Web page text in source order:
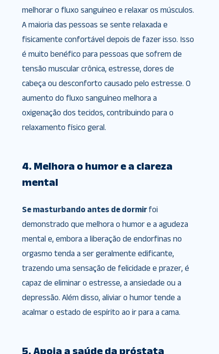
melhorar o fluxo sanguíneo e relaxar os músculos.
A maioria das pessoas se sente relaxada e
fisicamente confortável depois de fazer isso. Isso
é muito benéfico para pessoas que sofrem de
tensão muscular crônica, estresse, dores de
cabeça ou desconforto causado pelo estresse. O
aumento do fluxo sanguíneo melhora a
oxigenação dos tecidos, contribuindo para o
relaxamento físico geral.
4. Melhora o humor e a clareza
mental
Se masturbando antes de dormirfoi
demonstrado que melhora o humor e a agudeza
mental e, embora a liberação de endorfinas no
orgasmo tenda a ser geralmente edificante,
trazendo uma sensação de felicidade e prazer, é
capaz de eliminar o estresse, a ansiedade ou a
depressão. Além disso, aliviar o humor tende a
acalmar o estado de espírito ao ir para a cama.
5. Apoia a saúde da próstata